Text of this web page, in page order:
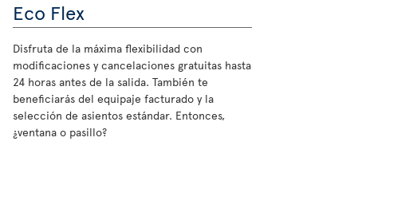
Eco Flex
Disfruta de la máxima flexibilidad con
modificaciones y cancelaciones gratuitas hasta
24 horas antes de la salida. También te
beneficiarás del equipaje facturado y la
selección de asientos estándar. Entonces,
¿ventana o pasillo?